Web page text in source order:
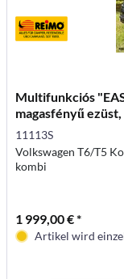
Multifunkciós
magasfényű
11113S
Volkswagen T6/T5
kombi
1 999,00 € *
Artikel wird